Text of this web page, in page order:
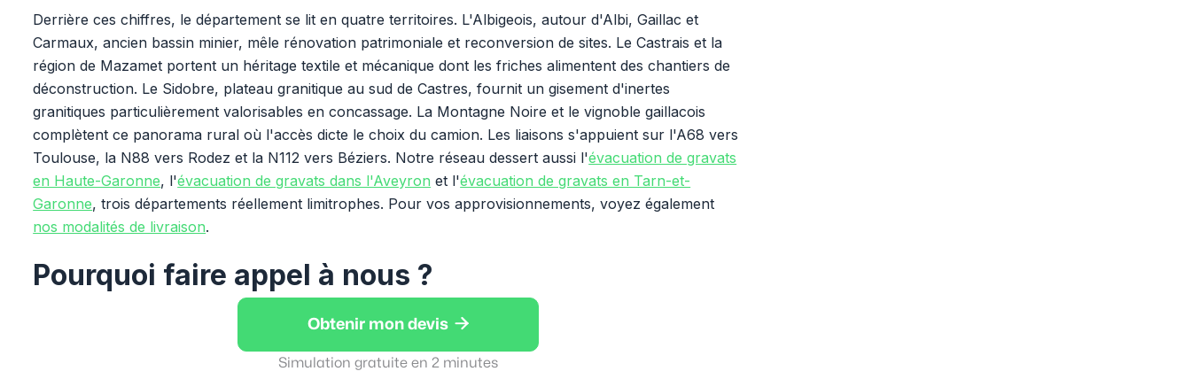
Derrière ces chiffres, le département se lit en quatre territoires. L'Albigeois, autour d'Albi, Gaillac et
Carmaux, ancien bassin minier, mêle rénovation patrimoniale et reconversion de sites. Le Castrais et la
région de Mazamet portent un héritage textile et mécanique dont les friches alimentent des chantiers de
déconstruction. Le Sidobre, plateau granitique au sud de Castres, fournit un gisement d'inertes
granitiques particulièrement valorisables en concassage. La Montagne Noire et le vignoble gaillacois
complètent ce panorama rural où l'accès dicte le choix du camion. Les liaisons s'appuient sur l'A68 vers
Toulouse, la N88 vers Rodez et la N112 vers Béziers. Notre réseau dessert aussi l'évacuation de gravats
en Haute-Garonne, l'évacuation de gravats dans l'Aveyron et l'évacuation de gravats en Tarn-et-
Garonne, trois départements réellement limitrophes. Pour vos approvisionnements, voyez également
nos modalités de livraison.
Pourquoi faire appel à nous ?
Obtenir mon devis 
Simulation gratuite en 2 minutes